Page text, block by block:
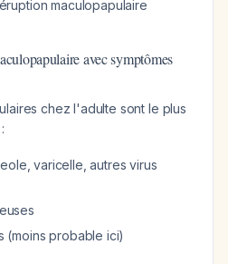
maculopapulaire
avec symptômes
chez l'adulte sont le plus
:
varicelle, autres virus
(moins probable ici)